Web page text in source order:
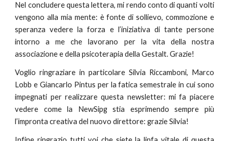
Nel concludere questa lettera, mi rendo conto di quanti volti
vengono alla mia mente: è fonte di sollievo, commozione e
speranza vedere la forza e l’iniziativa di tante persone
intorno a me che lavorano per la vita della nostra
associazione e della psicoterapia della Gestalt. Grazie!
Voglio ringraziare in particolare Silvia Riccamboni, Marco
Lobb e Giancarlo Pintus per la fatica semestrale in cui sono
impegnati per realizzare questa newsletter: mi fa piacere
vedere come la NewSipg stia esprimendo sempre più
l’impronta creativa del nuovo direttore: grazie Silvia!